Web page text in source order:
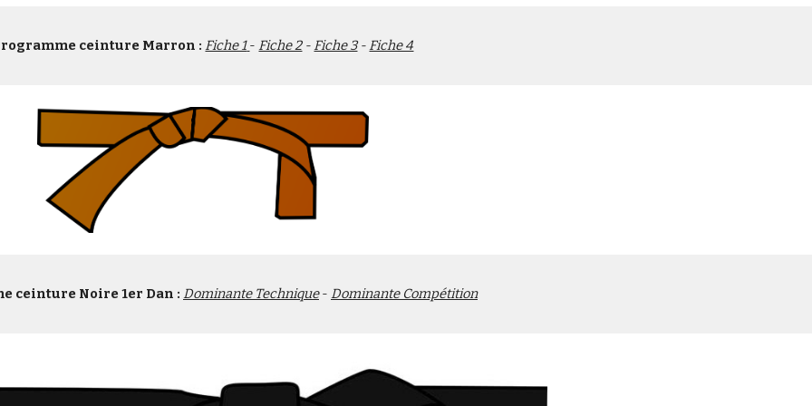
ceinture Marron : Fiche 1- Fiche 2 - Fiche 3 - Fiche 4
ceinture Noire 1er Dan : Dominante Technique - Dominante Compétition